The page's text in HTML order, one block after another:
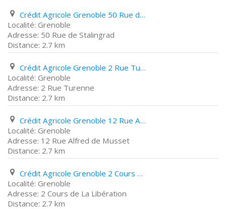
Crédit Agricole Grenoble 50 Rue de Stalingrad
Grenoble
50 Rue de Stalingrad
2.7 km
Crédit Agricole Grenoble 2 Rue Turenne
Grenoble
2 Rue Turenne
2.7 km
Crédit Agricole Grenoble 12 Rue Alfred de Musset
Grenoble
12 Rue Alfred de Musset
2.7 km
Crédit Agricole Grenoble 2 Cours de La Libération
Grenoble
2 Cours de La Libération
2.7 km